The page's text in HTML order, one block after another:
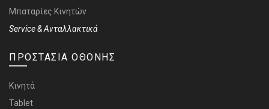
Μπαταρίες Κινητών
Service & Ανταλλακτικά
ΠΡΟΣΤΑΣΙΑ ΟΘΟΝΗΣ
Κινητά
Tablet